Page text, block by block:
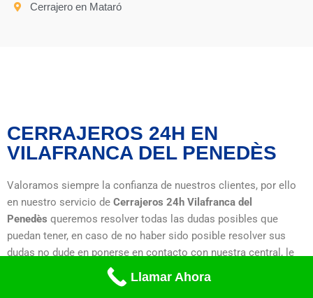
Cerrajero en Mataró
CERRAJEROS 24H EN
VILAFRANCA DEL PENEDÈS
Valoramos siempre la confianza de nuestros clientes, por ello
en nuestro servicio de Cerrajeros 24h Vilafranca del
Penedès queremos resolver todas las dudas posibles que
puedan tener, en caso de no haber sido posible resolver sus
dudas no dude en ponerse en contacto con nuestra central, le
ayudaremos en todo lo que usted necesite.
Llamar Ahora